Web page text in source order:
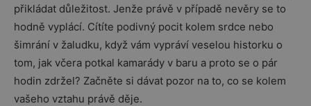
přikládat důležitost. Jenže právě v případě nevěry se to
hodně vyplácí. Cítíte podivný pocit kolem srdce nebo
šimrání v žaludku, když vám vypráví veselou historku o
tom, jak včera potkal kamarády v baru a proto se o pár
hodin zdržel? Začněte si dávat pozor na to, co se kolem
vašeho vztahu právě děje.